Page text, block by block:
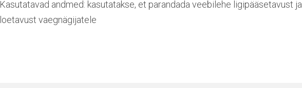
Kasutatavad andmed: kasutatakse, et parandada veebilehe ligipääsetavust ja
loetavust vaegnägijatele